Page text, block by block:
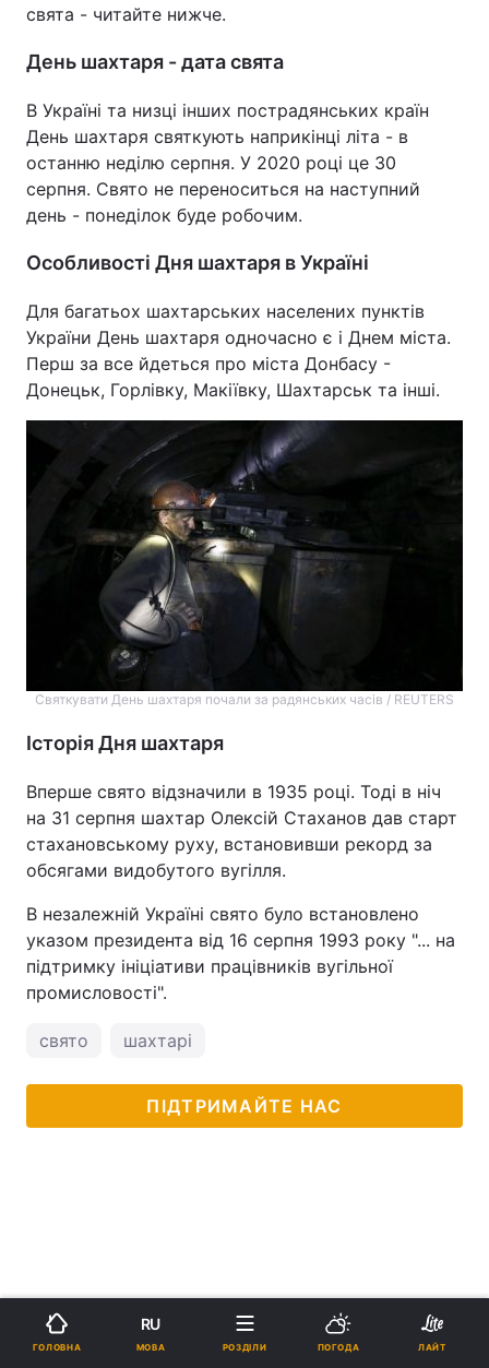
свята - читайте нижче.
День шахтаря - дата свята
В Україні та низці інших пострадянських країн
День шахтаря святкують наприкінці літа - в
останню неділю серпня. У 2020 році це 30
серпня. Свято не переноситься на наступний
день - понеділок буде робочим.
Особливості Дня шахтаря в Україні
Для багатьох шахтарських населених пунктів
України День шахтаря одночасно є і Днем міста.
Перш за все йдеться про міста Донбасу -
Донецьк, Горлівку, Макіївку, Шахтарськ та інші.
Святкувати День шахтаря почали за радянських часів / REUTERS
Історія Дня шахтаря
Вперше свято відзначили в 1935 році. Тоді в ніч
на 31 серпня шахтар Олексій Стаханов дав старт
стахановському руху, встановивши рекорд за
обсягами видобутого вугілля.
В незалежній Україні свято було встановлено
указом президента від 16 серпня 1993 року "... на
підтримку ініціативи працівників вугільної
промисловості".
свято шахтарі
ПІДТРИМАЙТЕ НАС
ГОЛОВНА
RU
МОВА РОЗДІЛИ ПОГОДА ЛАЙТ